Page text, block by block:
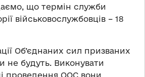
що термін служби
військовослужбовців – 18
Об’єднаних сил призваних
не будуть. Виконувати
проведення ООС вони